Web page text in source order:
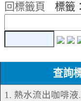
回標籤頁
標籤：
查詢
1. 熱水流出咖啡